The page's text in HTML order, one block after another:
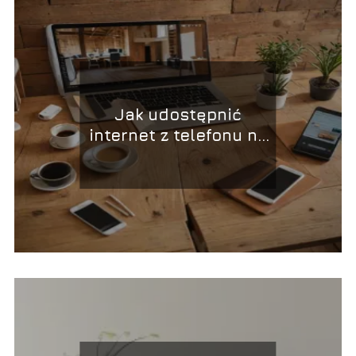
Jak udostępnić
internet z telefonu na
laptop? Praktyczny